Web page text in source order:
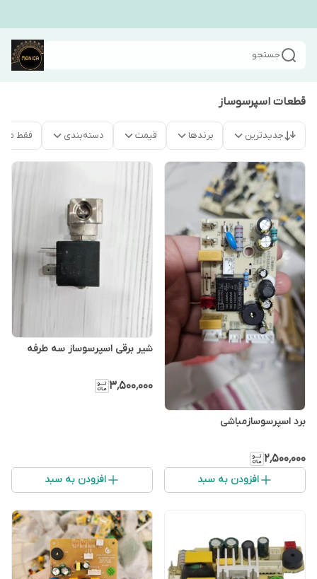
جستجو
قطعات اسپرسوساز
جدیدترین برندها قیمت دسته‌بندی فقط
برد اسپرسوسازمباشی
۲٬۵۰۰٬۰۰۰
افزودن به سبد
شیر برقی اسپرسوساز سه طرفه
۳٬۵۰۰٬۰۰۰
افزودن به سبد